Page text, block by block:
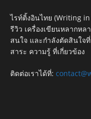
ไรท์ติ้งอินไทย (Writing
รีวิว เครื่องเขียนหลากห
สนใจ และกำลังตัดสินใจ
สาระ ความรู้ ที่เกี่ยวข้อง
ติดต่อเราได้ที่: